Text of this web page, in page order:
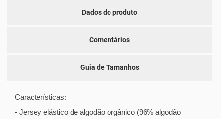
Dados do produto
Comentários
Guia de Tamanhos
Características:
- Jersey elástico de algodão orgânico (96% algodão